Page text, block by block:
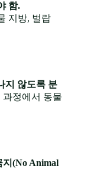
함.
지방, 벌랍
지 않도록 분
과정에서 동물
지(No Animal